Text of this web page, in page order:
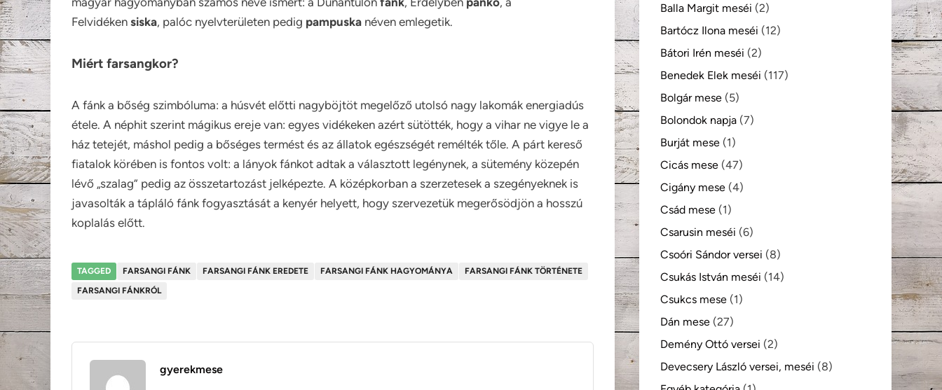
Felvidéken siska, palóc nyelvterületen pedig pampuska néven emlegetik.
Miért farsangkor?
A fánk a bőség szimbóluma: a húsvét előtti nagyböjtöt megelőző utolsó nagy lakomák energiadús
étele. A néphit szerint mágikus ereje van: egyes vidékeken azért sütötték, hogy a vihar ne vigye le a
ház tetejét, máshol pedig a bőséges termést és az állatok egészségét remélték tőle. A párt kereső
fiatalok körében is fontos volt: a lányok fánkot adtak a választott legénynek, a sütemény közepén
lévő „szalag” pedig az összetartozást jelképezte. A középkorban a szerzetesek a szegényeknek is
javasolták a tápláló fánk fogyasztását a kenyér helyett, hogy szervezetük megerősödjön a hosszú
koplalás előtt.
TAGGED FARSANGI FÁNK FARSANGI FÁNK EREDETE FARSANGI FÁNK HAGYOMÁNYA
FARSANGI FÁNK TÖRTÉNETE
FARSANGI FÁNKRÓL
gyerekmese
Balla Margit meséi (2)
Bartócz Ilona meséi (12)
Bátori Irén meséi (2)
Benedek Elek meséi (117)
Bolgár mese (5)
Bolondok napja (7)
Burját mese (1)
Cicás mese (47)
Cigány mese (4)
Csád mese (1)
Csarusin meséi (6)
Csoóri Sándor versei (8)
Csukás István meséi (14)
Csukcs mese (1)
Dán mese (27)
Demény Ottó versei (2)
Devecsery László versei, meséi (8)